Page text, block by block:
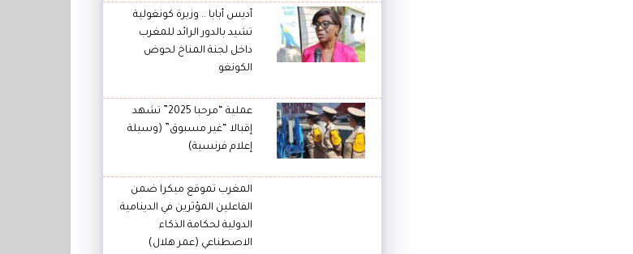
أديس أبابا .. وزيرة كونغولية
تشيد بالدور الرائد للمغرب
داخل لجنة المناخ لحوض
الكونغو
عملية “مرحبا 2025” تشهد
إقبالا “غير مسبوق” (وسيلة
إعلام فرنسية)
المغرب تموقع مبكرا ضمن
الفاعلين المؤثرين في الدينامية
الدولية لحكامة الذكاء
الاصطناعي (عمر هلال)